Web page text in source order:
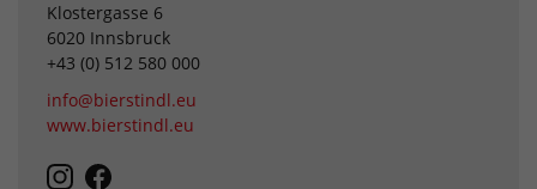
Klostergasse 6
6020 Innsbruck
+43 (0) 512 580 000
info@bierstindl.eu
www.bierstindl.eu